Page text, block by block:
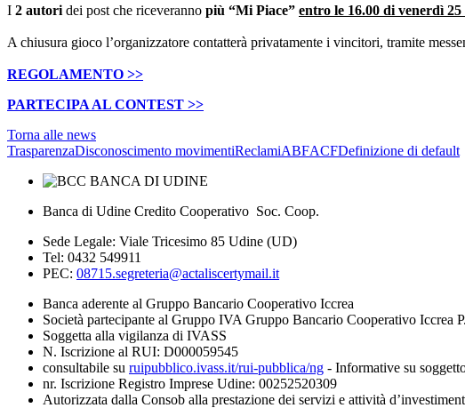
I 2 autori dei post che riceveranno più “Mi Piace” entro le 16.00 di venerdì
A chiusura gioco l’organizzatore contatterà privatamente i vincitori, tramite
REGOLAMENTO >>
PARTECIPA AL CONTEST >>
Torna alle news
TrasparenzaDisconoscimento movimentiReclamiABFACFDefinizione di default
Banca di Udine Credito Cooperativo Soc. Coop.
Sede Legale: Viale Tricesimo 85 Udine (UD)
Tel: 0432 549911
PEC: 08715.segreteria@actaliscertymail.it
Banca aderente al Gruppo Bancario Cooperativo Iccrea
Società partecipante al Gruppo IVA Gruppo Bancario Cooperativo Iccrea
Soggetta alla vigilanza di IVASS
N. Iscrizione al RUI: D000059545
consultabile su ruipubblico.ivass.it/rui-pubblica/ng - Informative su
nr. Iscrizione Registro Imprese Udine: 00252520309
Autorizzata dalla Consob alla prestazione dei servizi e attività